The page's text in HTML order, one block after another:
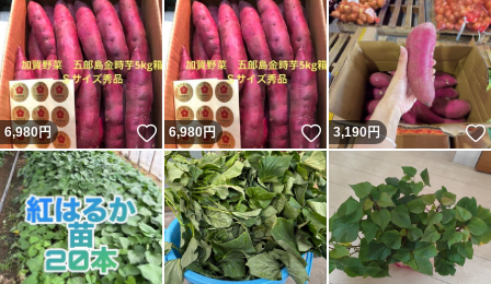
6,980円 いいね！
6,980円 いいね！
3,190円